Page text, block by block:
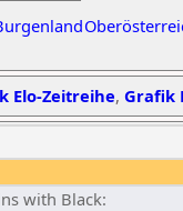
Elo-Zeitreihe, Grafik
with Black: